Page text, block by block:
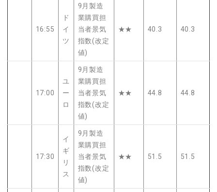
16:55
ド
イ
ツ
9月製造
業購買担
当者景気
指数(改定
値)
★★ 40.3 40.3
17:00
ユ
ー
ロ
9月製造
業購買担
当者景気
指数(改定
値)
★★ 44.8 44.8
17:30
イ
ギ
リ
ス
9月製造
業購買担
当者景気
指数(改定
値)
★★ 51.5 51.5